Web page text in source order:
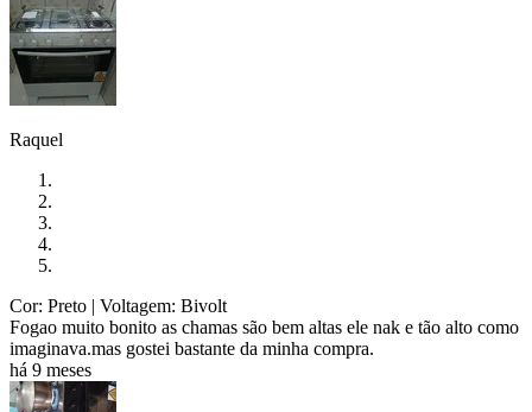
Raquel
Cor: Preto | Voltagem: Bivolt
Fogao muito bonito as chamas são bem altas ele nak e tão alto como
imaginava.mas gostei bastante da minha compra.
há 9 meses